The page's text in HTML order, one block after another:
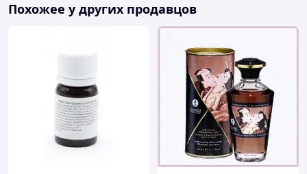
Похожее у других продавцов